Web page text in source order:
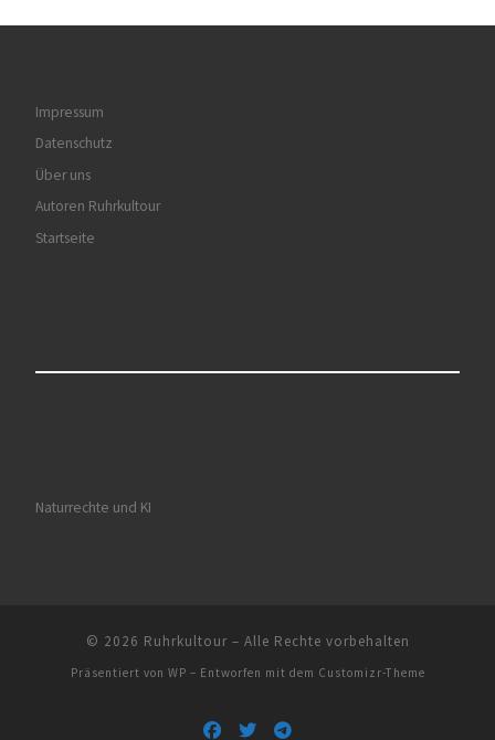
Impressum
Datenschutz
Über uns
Autoren Ruhrkultour
Startseite
Naturrechte und KI
© 2026 Ruhrkultour– Alle Rechte vorbehalten
Präsentiert von WP – Entworfen mit dem Customizr-Theme